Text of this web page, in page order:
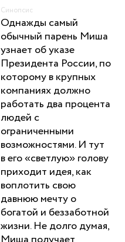
Синопсис
Однажды самый
обычный парень Миша
узнает об указе
Президента России, по
которому в крупных
компаниях должно
работать два процента
людей с
ограниченными
возможностями. И тут
в его «светлую» голову
приходит идея, как
воплотить свою
давнюю мечту о
богатой и беззаботной
жизни. Не долго думая,